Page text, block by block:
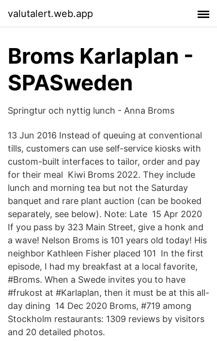
valutalert.web.app
Broms Karlaplan -
SPASweden
Springtur och nyttig lunch - Anna Broms
13 Jun 2016 Instead of queuing at conventional
tills, customers can use self-service kiosks with
custom-built interfaces to tailor, order and pay
for their meal Kiwi Broms 2022. They include
lunch and morning tea but not the Saturday
banquet and rare plant auction (can be booked
separately, see below). Note: Late 15 Apr 2020
If you pass by 323 Main Street, give a honk and
a wave! Nelson Broms is 101 years old today! His
neighbor Kathleen Fisher placed 101 In the first
episode, I had my breakfast at a local favorite,
#Broms. When a Swede invites you to have
#frukost at #Karlaplan, then it must be at this all-
day dining 14 Dec 2020 Broms, #719 among
Stockholm restaurants: 1309 reviews by visitors
and 20 detailed photos.